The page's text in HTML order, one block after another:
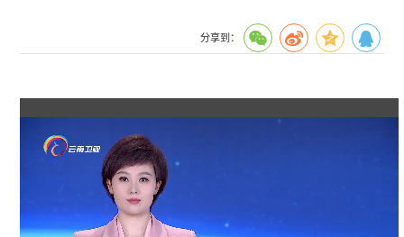
分享到：